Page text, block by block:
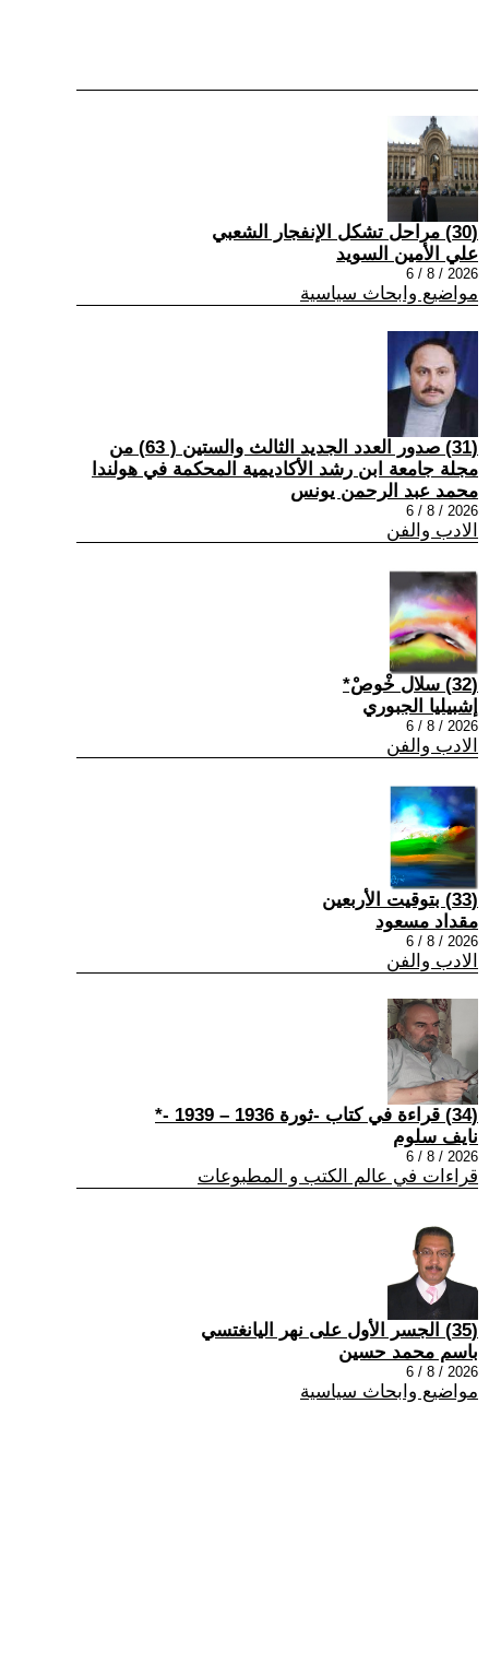
(30) مراحل تشكل الإنفجار الشعبي
علي الأمين السويد
2026 / 8 / 6
مواضيع وابحاث سياسية
(31) صدور العدد الجديد الثالث والستين ( 63) من
مجلة جامعة ابن رشد الأكاديمية المحكمة في هولندا
محمد عبد الرحمن يونس
2026 / 8 / 6
الادب والفن
(32) سلال خْوصْ*
إشبيليا الجبوري
2026 / 8 / 6
الادب والفن
(33) بتوقيت الأربعين
مقداد مسعود
2026 / 8 / 6
الادب والفن
(34) قراءة في كتاب -ثورة 1936 – 1939 -*
نايف سلوم
2026 / 8 / 6
قراءات في عالم الكتب و المطبوعات
(35) الجسر الأول على نهر اليانغتسي
باسم محمد حسين
2026 / 8 / 6
مواضيع وابحاث سياسية